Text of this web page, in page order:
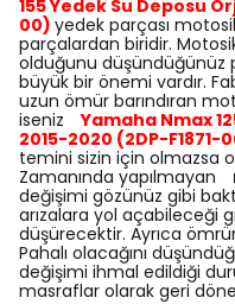
155 Yedek Su Deposu
00) yedek parçası
parçalardan biridir.
olduğunu düşündüğünüz
büyük bir önemi vardır.
uzun ömür barındıran
isenizYamaha Nmax
2015-2020 (2DP-F1871-
temini sizin için olmazsa
Zamanında yapılmayan
değişimi gözünüz gibi
arızalara yol açabileceği
düşürecektir. Ayrıca
Pahalı olacağını
değişimi ihmal edildiği
masraflar olarak geri